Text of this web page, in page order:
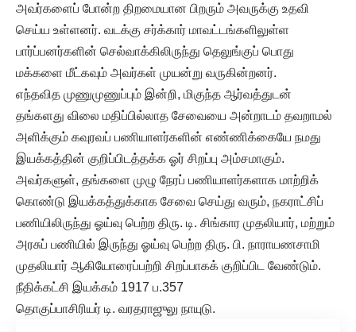
அவர்களைப் போன்ற திறமையான பிறரும் அவருக்கு உதவி
செய்ய உள்ளனர். வடக்கு சர்க்கார் மாவட்டங்களிலுள்ள
பார்ப்பனர்களின் செல்வாக்கிலிருந்து தெலுங்குப் பொது
மக்களை மீட்கவும் அவர்கள் முயன்று வருகின்றனர்.
எந்தவித முணுமுணுப்பும் இன்றி, மிகுந்த ஆர்வத்துடன்
தங்களது விலை மதிப்பில்லாத சேவையை அன்றாடம் தவறாமல்
அளிக்கும் கவுரவப் பணியாளர்களின் எண்ணிக்கையே நமது
இயக்கத்தின் குறிப்பிடத்தக்க ஓர் சிறப்பு அம்சமாகும்.
அவர்களுள், தங்களை முழு நேரப் பணியாளர்களாக மாற்றிக்
கொண்டு இயக்கத்துக்காக சேவை செய்து வரும், நகராட்சிப்
பணியிலிருந்து ஓய்வு பெற்ற திரு. டி. சிங்கார முதலியார், மற்றும்
அரசுப் பணியில் இருந்து ஓய்வு பெற்ற திரு. பி. நாராயணசாமி
முதலியார் ஆகியோரைப்பற்றி சிறப்பாகக் குறிப்பிட வேண்டும்.
நீதிக்கட்சி இயக்கம் 1917 ப.357
தொகுப்பாசிரியர் டி. வரதராஜுலு நாயுடு.